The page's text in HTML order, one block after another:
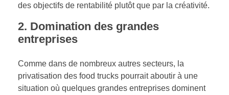
des objectifs de rentabilité plutôt que par la créativité.
2. Domination des grandes
entreprises
Comme dans de nombreux autres secteurs, la
privatisation des food trucks pourrait aboutir à une
situation où quelques grandes entreprises dominent